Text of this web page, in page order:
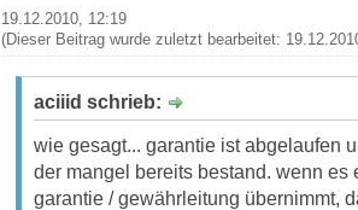
19.12.2010, 12:19
(Dieser Beitrag wurde zuletzt bearbeitet:
aciiid schrieb:
wie gesagt... garantie ist abgelaufen
der mangel bereits bestand. wenn
garantie / gewährleitung übernimmt,